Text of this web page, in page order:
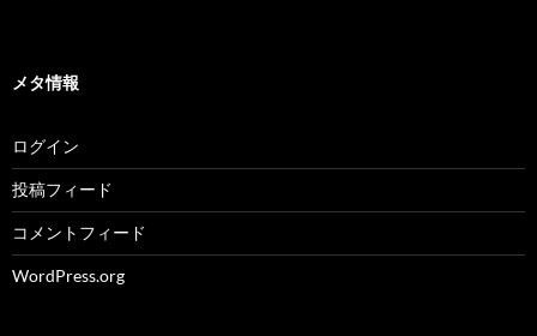
メタ情報
ログイン
投稿フィード
コメントフィード
WordPress.org